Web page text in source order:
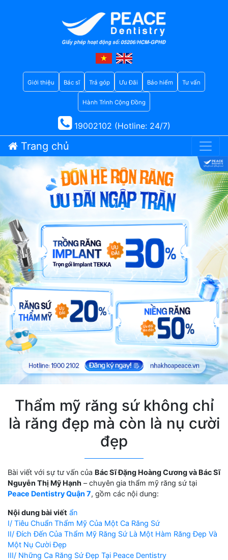
Giới thiệu Bác sĩ Trả góp Ưu Đãi Bảo hiểm Tư vấn
Hành Trình Cộng Đồng
19002102 (Hotline: 24/7)
Trang chủ
Thẩm mỹ răng sứ không chỉ
là răng đẹp mà còn là nụ cười
đẹp
Bài viết với sự tư vấn của Bác Sĩ Đặng Hoàng Cương và Bác Sĩ
Nguyễn Thị Mỹ Hạnh – chuyên gia thẩm mỹ răng sứ tại
Peace Dentistry Quận 7, gồm các nội dung:
Nội dung bài viết ẩn
I/ Tiêu Chuẩn Thẩm Mỹ Của Một Ca Răng Sứ
II/ Đích Đến Của Thẩm Mỹ Răng Sứ Là Một Hàm Răng Đẹp Và
Một Nụ Cười Đẹp
III/ Những Ca Răng Sứ Đẹp Tại Peace Dentistry